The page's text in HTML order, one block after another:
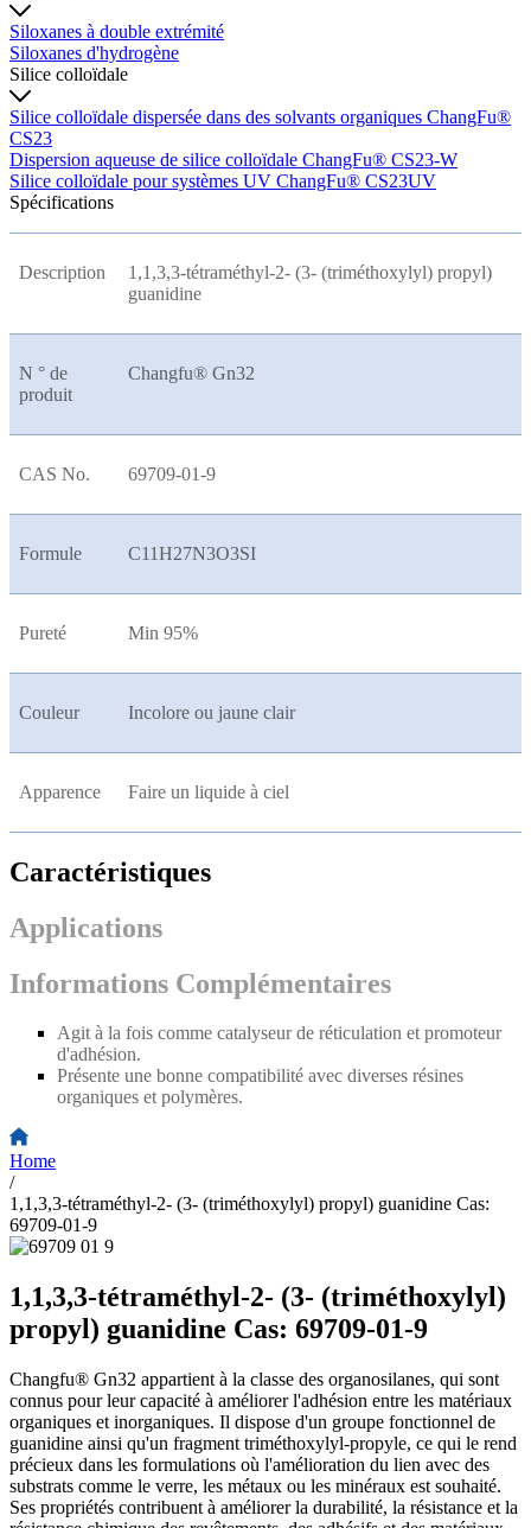
Siloxanes à double extrémité
Siloxanes d'hydrogène
Silice colloïdale
Silice colloïdale dispersée dans des solvants organiques ChangFu®
CS23
Dispersion aqueuse de silice colloïdale ChangFu® CS23-W
Silice colloïdale pour systèmes UV ChangFu® CS23UV
Spécifications
Description
1,1,3,3-tétraméthyl-2- (3- (triméthoxylyl) propyl)
guanidine
N ° de
produit
Changfu® Gn32
CAS No. 69709-01-9
Formule C11H27N3O3SI
Pureté Min 95%
Couleur Incolore ou jaune clair
Apparence Faire un liquide à ciel
Caractéristiques
Applications
Informations Complémentaires
Agit à la fois comme catalyseur de réticulation et promoteur
d'adhésion.
Présente une bonne compatibilité avec diverses résines
organiques et polymères.
Home
/
1,1,3,3-tétraméthyl-2- (3- (triméthoxylyl) propyl) guanidine Cas:
69709-01-9
1,1,3,3-tétraméthyl-2- (3- (triméthoxylyl)
propyl) guanidine Cas: 69709-01-9
Changfu® Gn32 appartient à la classe des organosilanes, qui sont
connus pour leur capacité à améliorer l'adhésion entre les matériaux
organiques et inorganiques. Il dispose d'un groupe fonctionnel de
guanidine ainsi qu'un fragment triméthoxylyl-propyle, ce qui le rend
précieux dans les formulations où l'amélioration du lien avec des
substrats comme le verre, les métaux ou les minéraux est souhaité.
Ses propriétés contribuent à améliorer la durabilité, la résistance et la